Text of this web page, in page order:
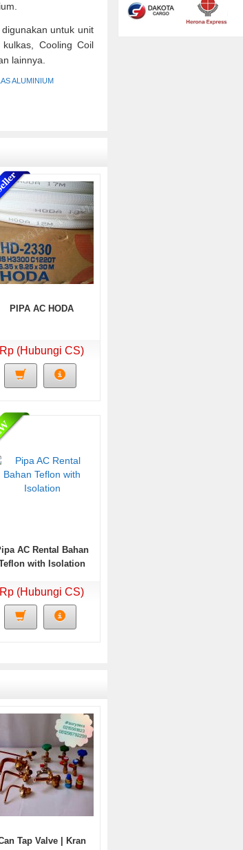
untuk unit
kulkas, Cooling Coil
lainnya.
ALUMINIUM
PIPA AC HODA
Rp (Hubungi CS)
AC Rental Bahan
with Isolation
Rp (Hubungi CS)
Tap Valve | Kran